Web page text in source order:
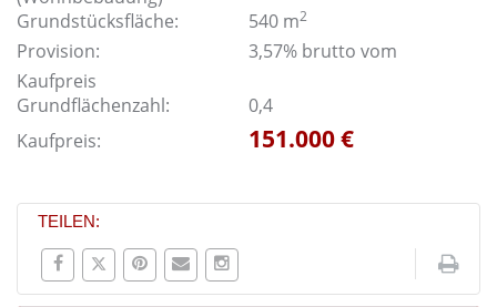
Grundstücksfläche:
540 m2
Provision:
3,57% brutto vom
Kaufpreis
Grundflächenzahl:
0,4
Kaufpreis:
151.000 €
TEILEN: